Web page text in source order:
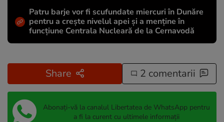
Patru barje vor fi scufundate miercuri în Dunăre
pentru a crește nivelul apei și a menține în
funcțiune Centrala Nucleară de la Cernavodă
Share 2 comentarii
Abonați-vă la canalul Libertatea de WhatsApp pentru
a fi la curent cu ultimele informații